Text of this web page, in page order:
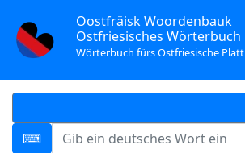
Oostfräisk Woordenbauk
Ostfriesisches Wörterbuch
Wörterbuch fürs Ostfriesische Platt